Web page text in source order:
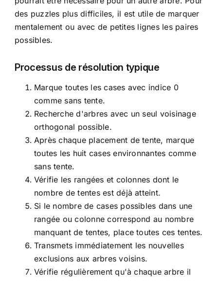
des puzzles plus difficiles, il est utile de marquer
mentalement ou avec de petites lignes les paires
possibles.
Processus de résolution typique
Marque toutes les cases avec indice 0
comme sans tente.
Recherche d'arbres avec un seul voisinage
orthogonal possible.
Après chaque placement de tente, marque
toutes les huit cases environnantes comme
sans tente.
Vérifie les rangées et colonnes dont le
nombre de tentes est déjà atteint.
Si le nombre de cases possibles dans une
rangée ou colonne correspond au nombre
manquant de tentes, place toutes ces tentes.
Transmets immédiatement les nouvelles
exclusions aux arbres voisins.
Vérifie régulièrement qu'à chaque arbre il